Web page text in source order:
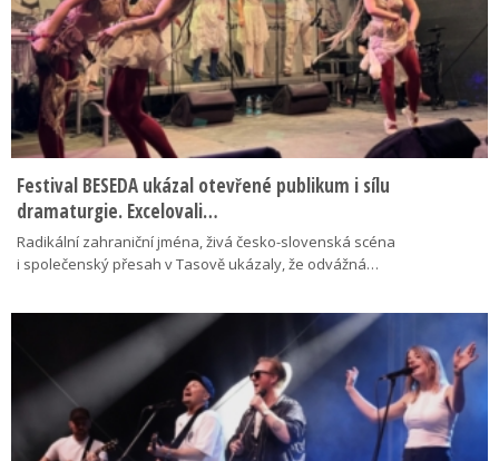
Festival BESEDA ukázal otevřené publikum i sílu
dramaturgie. Excelovali…
Radikální zahraniční jména, živá česko-slovenská scéna
i společenský přesah v Tasově ukázaly, že odvážná…